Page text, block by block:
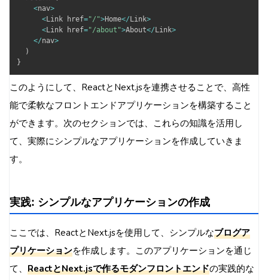
<nav>
<Link href="/">Home</ Link>
<Link href="/about">About</ Link>
</nav>
)
}
このようにして、ReactとNext.jsを連携させることで、高性
能で柔軟なフロントエンドアプリケーションを構築すること
ができます。次のセクションでは、これらの知識を活用し
て、実際にシンプルなアプリケーションを作成していきま
す。
実践: シンプルなアプリケーションの作成
ここでは、ReactとNext.jsを使用して、シンプルなブログア
プリケーションを作成します。このアプリケーションを通じ
て、 ReactとNext.jsで作るモダンフロントエンドの実践的な